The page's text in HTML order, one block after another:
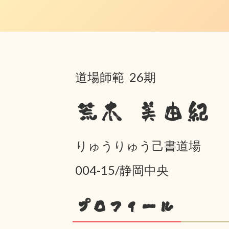
道場師範 26期
荒木 美由紀
りゅうりゅう己書道場
004-15/静岡中央
プロフィール